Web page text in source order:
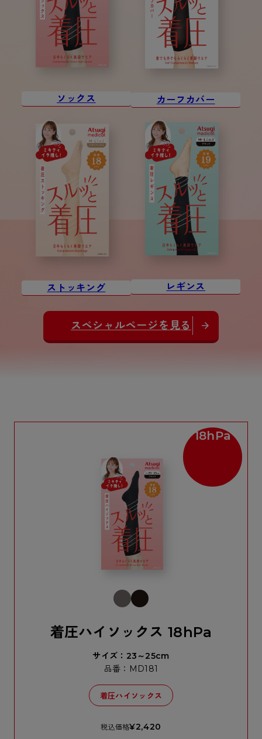
ソックス カーフカバー
ストッキング レギンス
スペシャルページを見る
18hPa
着圧ハイソックス 18hPa
サイズ：23～25cm
品番：MD181
着圧ハイソックス
税込価格¥2,420